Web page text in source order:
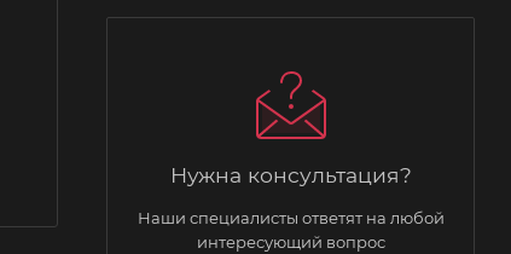
Нужна консультация?
Наши специалисты ответят на любой
интересующий вопрос